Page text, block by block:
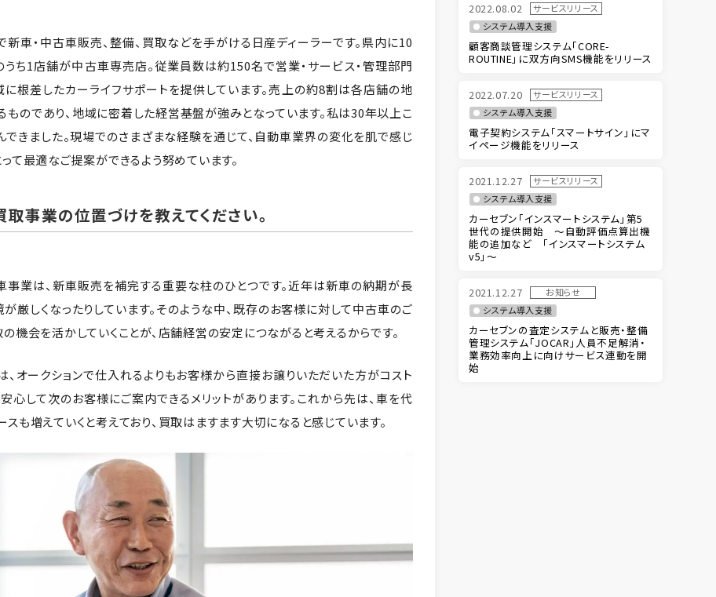
新車・中古車販売、整備、買取などを手がける日産ディーラーです。県内に10
うち1店舗が中古車専売店。従業員数は約150名で営業・サービス・管理部門
に根差したカーライフサポートを提供しています。売上の約8割は各店舗の地
ものであり、地域に密着した経営基盤が強みとなっています。私は30年以上こ
できました。現場でのさまざまな経験を通じて、自動車業界の変化を肌で感じ
て最適なご提案ができるよう努めています。
取事業の位置づけを教えてください。
事業は、新車販売を補完する重要な柱のひとつです。近年は新車の納期が長
厳しくなったりしています。そのような中、既存のお客様に対して中古車のご
機会を活かしていくことが、店舗経営の安定につながると考えるからです。
、オークションで仕入れるよりもお客様から直接お譲りいただいた方がコスト
心して次のお客様にご案内できるメリットがあります。これから先は、車を代
も増えていくと考えており、買取はますます大切になると感じています。
2022.08.02
サービスリリース
システム導入支援
顧客商談管理システム「CORE-
ROUTINE」に双方向SMS機能をリリース
2022.07.20
サービスリリース
システム導入支援
電子契約システム「スマートサイン」にマ
イページ機能をリリース
2021.12.27
サービスリリース
システム導入支援
カーセブン「インスマートシステム」第5
世代の提供開始 ～自動評価点算出機
能の追加など 「インスマートシステム
v5」～
2021.12.27
お知らせ
システム導入支援
カーセブンの査定システムと販売・整備
管理システム「JOCAR」人員不足解消・
業務効率向上に向けサービス連動を開
始